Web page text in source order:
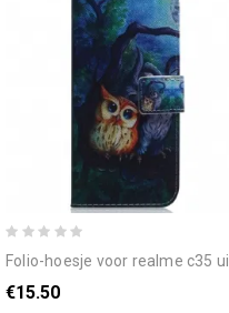
folio-hoesje voor realme c35 uil schilderij
€15.50